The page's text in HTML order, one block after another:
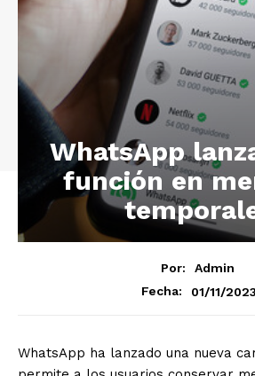
WhatsApp
función en
Por:
Admin
Fecha:
01/11/2023
WhatsApp ha lanzado una nueva